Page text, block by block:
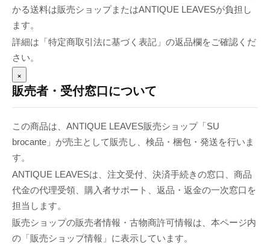
かる送料は販売ショップまたはANTIQUE LEAVESが負担し
ます。
詳細は「特定商取引法に基づく表記」の返品欄をご確認くだ
さい。
×
販売者・受付窓口について
この商品は、ANTIQUE LEAVES販売ショップ「SU
brocante」が売主として販売し、検品・梱包・発送を行いま
す。
ANTIQUE LEAVESは、注文受付、決済手続きの窓口、商品
代金の代理受領、購入者サポート、返品・返金の一次窓口を
担当します。
販売ショップの販売者情報・古物商許可情報は、本ページ内
の「販売ショップ情報」に表示しています。